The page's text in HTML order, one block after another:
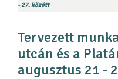
- 27. között
Tervezett
utcán és a
augusztus 21 -